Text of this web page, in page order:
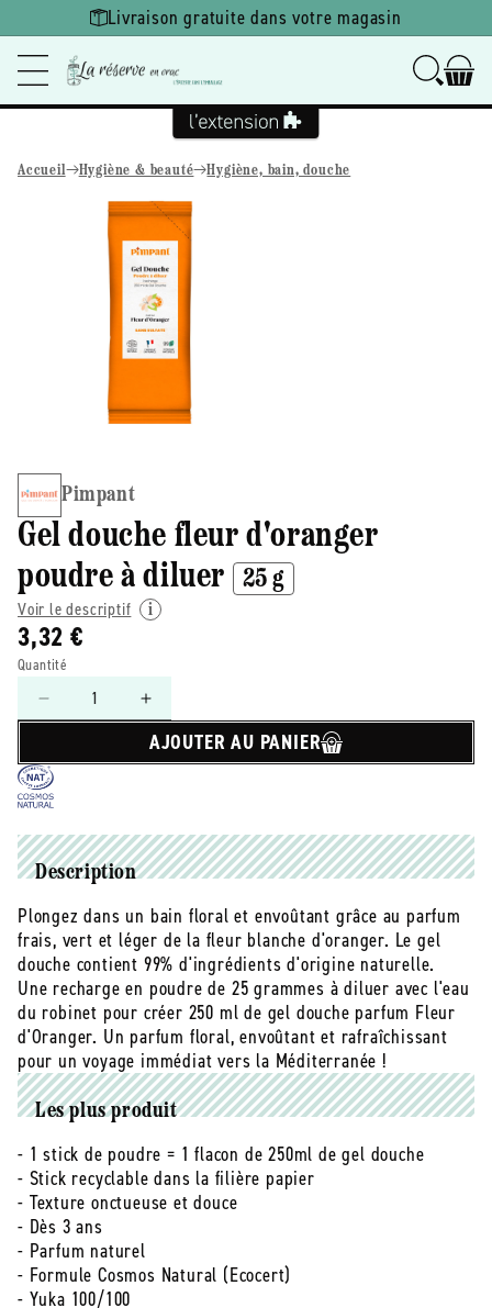
Ignorer et
passer au Livraison gratuite dans votre magasin
Accueil Hygiène & beauté Hygiène, bain, douche
informations
Pimpant
Gel douche fleur d'oranger
poudre à diluer
25 g
Voir le descriptif
3,32 €
Quantité
Réduire
de
Pimpant
-
Gel
fleur
d&#39;oranger
poudre
à
diluer
-
25
g
Augmenter
la
quantité
-
Gel
fleur
d&#39;oranger
poudre
à
diluer
-
25
g
AJOUTER AU PANIER
Description
Plongez dans un bain floral et envoûtant grâce au parfum
frais, vert et léger de la fleur blanche d'oranger. Le gel
douche contient 99% d'ingrédients d'origine naturelle.
Une recharge en poudre de 25 grammes à diluer avec l'eau
du robinet pour créer 250 ml de gel douche parfum Fleur
d'Oranger. Un parfum floral, envoûtant et rafraîchissant
pour un voyage immédiat vers la Méditerranée !
Les plus produit
- 1 stick de poudre = 1 flacon de 250ml de gel douche
- Stick recyclable dans la filière papier
- Texture onctueuse et douce
- Dès 3 ans
- Parfum naturel
- Formule Cosmos Natural (Ecocert)
- Yuka 100/100